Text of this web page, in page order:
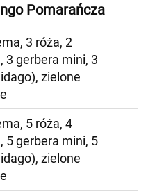
Pomarańcza
3 róża, 2
3 gerbera mini, 3
zielone
5 róża, 4
5 gerbera mini, 5
zielone